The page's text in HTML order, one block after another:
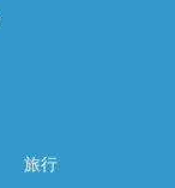
旅行